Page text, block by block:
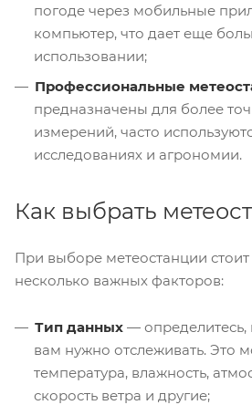
погоде через мобильные
компьютер, что дает еще
использовании;
Профессиональные
предназначены для более
измерений, часто
исследованиях и агрономии.
Как выбрать
При выборе метеостанции стоит
несколько важных факторов:
Тип данных —
вам нужно отслеживать. Это
температура, влажность,
скорость ветра и другие;